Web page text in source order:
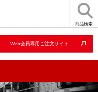
商品検索
Web会員専用ご注文サイト